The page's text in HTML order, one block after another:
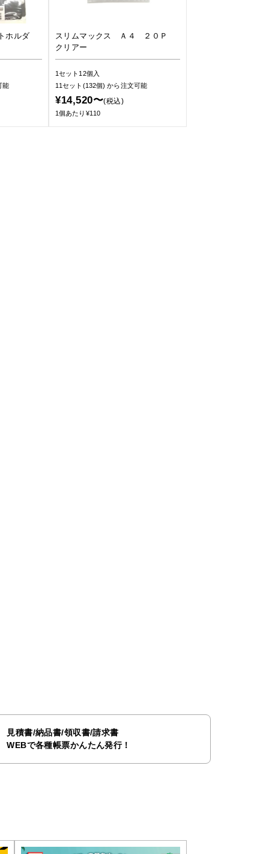
ホルダ
能
スリムマックス Ａ４ ２０Ｐ
クリアー
1セット12個入
11セット(132個)から注文可能
¥14,520〜(税込)
1個あたり¥110
見積書/納品書/領収書/請求書
WEBで各種帳票かんたん発行！